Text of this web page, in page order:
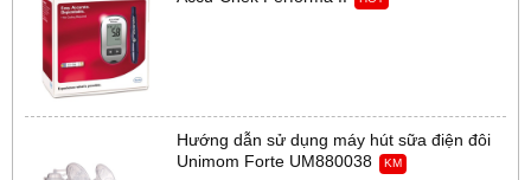
Hướng dẫn sử dụng máy hút sữa điện đôi
Unimom Forte UM880038
KM